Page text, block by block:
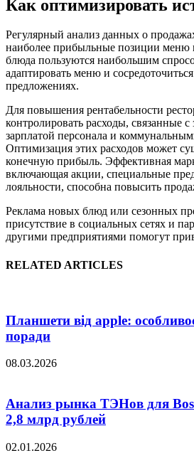
Как оптимизировать
Регулярный анализ данных о
наиболее прибыльные позиции меню
блюда пользуются наибольшим
адаптировать меню и
предложениях.
Для повышения рентабельности
контролировать расходы, связанные
зарплатой персонала и
Оптимизация этих расходов может
конечную прибыль. Эффективная
включающая акции, специальные
лояльности, способна повысить
Реклама новых блюд или сезонных
присутствие в социальных сетях и
другими предприятиями помогут
RELATED ARTICLES
Планшети від apple:
поради
08.03.2026
Анализ рынка ТЭНов для
2,8 млрд рублей
02.01.2026